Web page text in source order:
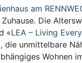
am
Die
«LEA – Living
die unmittelbare
Wohnen